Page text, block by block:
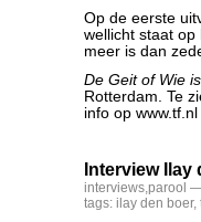
Op de eerste
wellicht staat
meer is dan
De Geit ­of Wie
Rotterdam. Te
info op www.tf.nl
Interview Ilay
interviews,parool —
tags: ilay den boer,